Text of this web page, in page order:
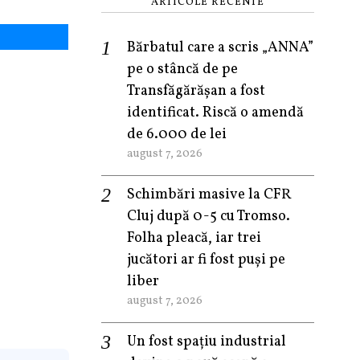
Bărbatul care a scris „ANNA”
pe o stâncă de pe
Transfăgărășan a fost
identificat. Riscă o amendă
de 6.000 de lei
august 7, 2026
Schimbări masive la CFR
Cluj după 0-5 cu Tromso.
Folha pleacă, iar trei
jucători ar fi fost puși pe
liber
august 7, 2026
Un fost spațiu industrial